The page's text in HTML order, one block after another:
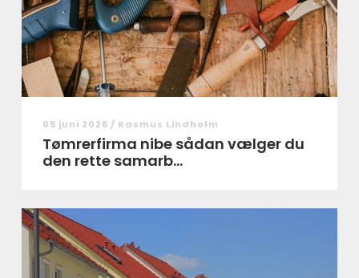
05 juni 2026 / Rasmus Lindholm
Tømrerfirma nibe sådan vælger du
den rette samarb...